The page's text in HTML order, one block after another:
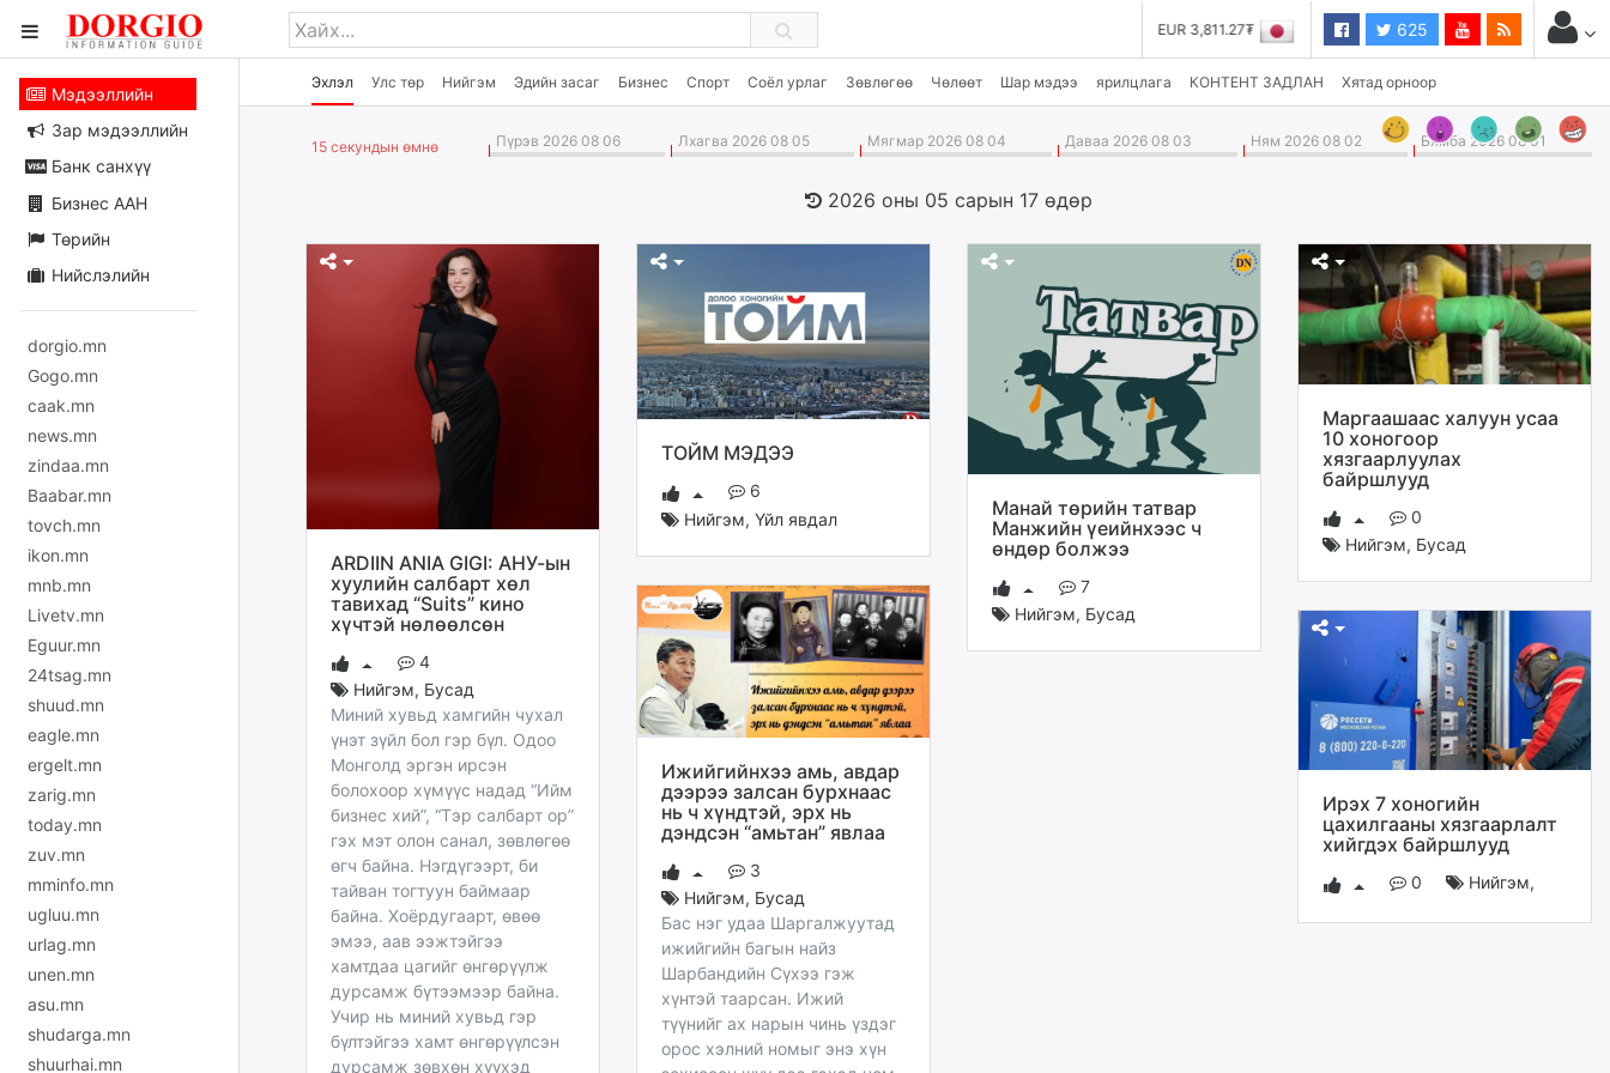
JPY 27.19₮ 625
Эхлэл Улс төр Нийгэм Эдийн засаг Бизнес Спорт Соёл урлаг Зөвлөгөө Чөлөөт Шар мэдээ ярилцлага КОНТЕНТ ЗАДЛАН Хятад орноор
Мэдээллийн
Зар мэдээллийн
Банк санхүү
Бизнес ААН
Төрийн
Нийслэлийн
dorgio.mn
Gogo.mn
caak.mn
news.mn
zindaa.mn
Baabar.mn
tovch.mn
ikon.mn
mnb.mn
Livetv.mn
Eguur.mn
24tsag.mn
shuud.mn
eagle.mn
ergelt.mn
zarig.mn
today.mn
zuv.mn
mminfo.mn
ugluu.mn
urlag.mn
unen.mn
asu.mn
shudarga.mn
shuurhai.mn
15 секундын өмнө Пүрэв 2026 08 06 Лхагва 2026 08 05 Мягмар 2026 08 04 Даваа 2026 08 03 Ням 2026 08 02 Бямба 2026 08 01
2026 оны 05 сарын 17 өдөр
ARDIIN ANIA GIGI: АНУ-ын
хуулийн салбарт хөл
тавихад “Suits” кино
хүчтэй нөлөөлсөн
4
Нийгэм, Бусад
Миний хувьд хамгийн чухал
үнэт зүйл бол гэр бүл. Одоо
Монголд эргэн ирсэн
болохоор хүмүүс надад “Ийм
бизнес хий”, “Тэр салбарт ор”
гэх мэт олон санал, зөвлөгөө
өгч байна. Нэгдүгээрт, би
тайван тогтуун баймаар
байна. Хоёрдугаарт, өвөө
эмээ, аав ээжтэйгээ
хамтдаа цагийг өнгөрүүлж
дурсамж бүтээмээр байна.
Учир нь миний хувьд гэр
бүлтэйгээ хамт өнгөрүүлсэн
дурсамж зөвхөн хүүхэд
ТОЙМ МЭДЭЭ
6
Нийгэм, Үйл явдал
Манай төрийн татвар
Манжийн үеийнхээс ч
өндөр болжээ
7
Нийгэм, Бусад
Маргаашаас халуун усаа
10 хоногоор
хязгаарлуулах
байршлууд
0
Нийгэм, Бусад
Ижийгийнхээ амь, авдар
дээрээ залсан бурхнаас
нь ч хүндтэй, эрх нь
дэндсэн “амьтан” явлаа
3
Нийгэм, Бусад
Бас нэг удаа Шаргалжуутад
ижийгийн багын найз
Шарбандийн Сүхээ гэж
хүнтэй таарсан. Ижий
түүнийг ах нарын чинь үздэг
орос хэлний номыг энэ хүн
Ирэх 7 хоногийн
цахилгааны хязгаарлалт
хийгдэх байршлууд
0 Нийгэм,